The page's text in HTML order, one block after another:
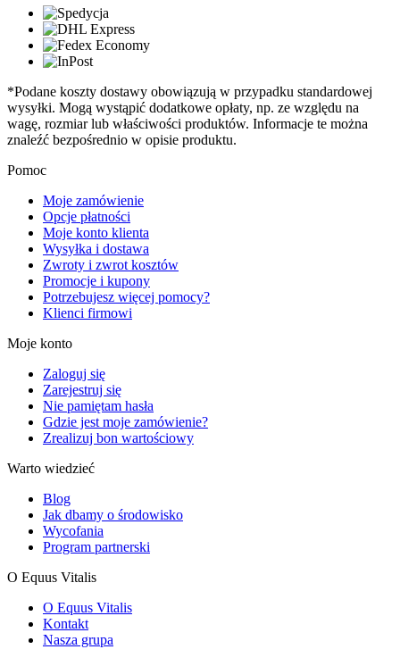
*Podane koszty dostawy obowiązują w przypadku standardowej
wysyłki. Mogą wystąpić dodatkowe opłaty, np. ze względu na
wagę, rozmiar lub właściwości produktów. Informacje te można
znaleźć bezpośrednio w opisie produktu.
Pomoc
Moje zamówienie
Opcje płatności
Moje konto klienta
Wysyłka i dostawa
Zwroty i zwrot kosztów
Promocje i kupony
Potrzebujesz więcej pomocy?
Klienci firmowi
Moje konto
Zaloguj się
Zarejestruj się
Nie pamiętam hasła
Gdzie jest moje zamówienie?
Zrealizuj bon wartościowy
Warto wiedzieć
Blog
Jak dbamy o środowisko
Wycofania
Program partnerski
O Equus Vitalis
O Equus Vitalis
Kontakt
Nasza grupa